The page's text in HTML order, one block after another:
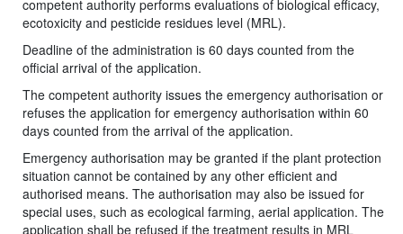
competent authority performs evaluations of biological efficacy,
ecotoxicity and pesticide residues level (MRL).
Deadline of the administration is 60 days counted from the
official arrival of the application.
The competent authority issues the emergency authorisation or
refuses the application for emergency authorisation within 60
days counted from the arrival of the application.
Emergency authorisation may be granted if the plant protection
situation cannot be contained by any other efficient and
authorised means. The authorisation may also be issued for
special uses, such as ecological farming, aerial application. The
application shall be refused if the treatment results in MRL